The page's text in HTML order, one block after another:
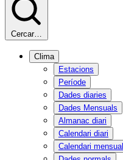
Cercar…
Clima
Estacions
Període
Dades diaries
Dades Mensuals
Almanac diari
Calendari diari
Calendari mensual